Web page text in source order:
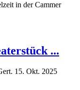
in der Cammer
...
15. Okt. 2025